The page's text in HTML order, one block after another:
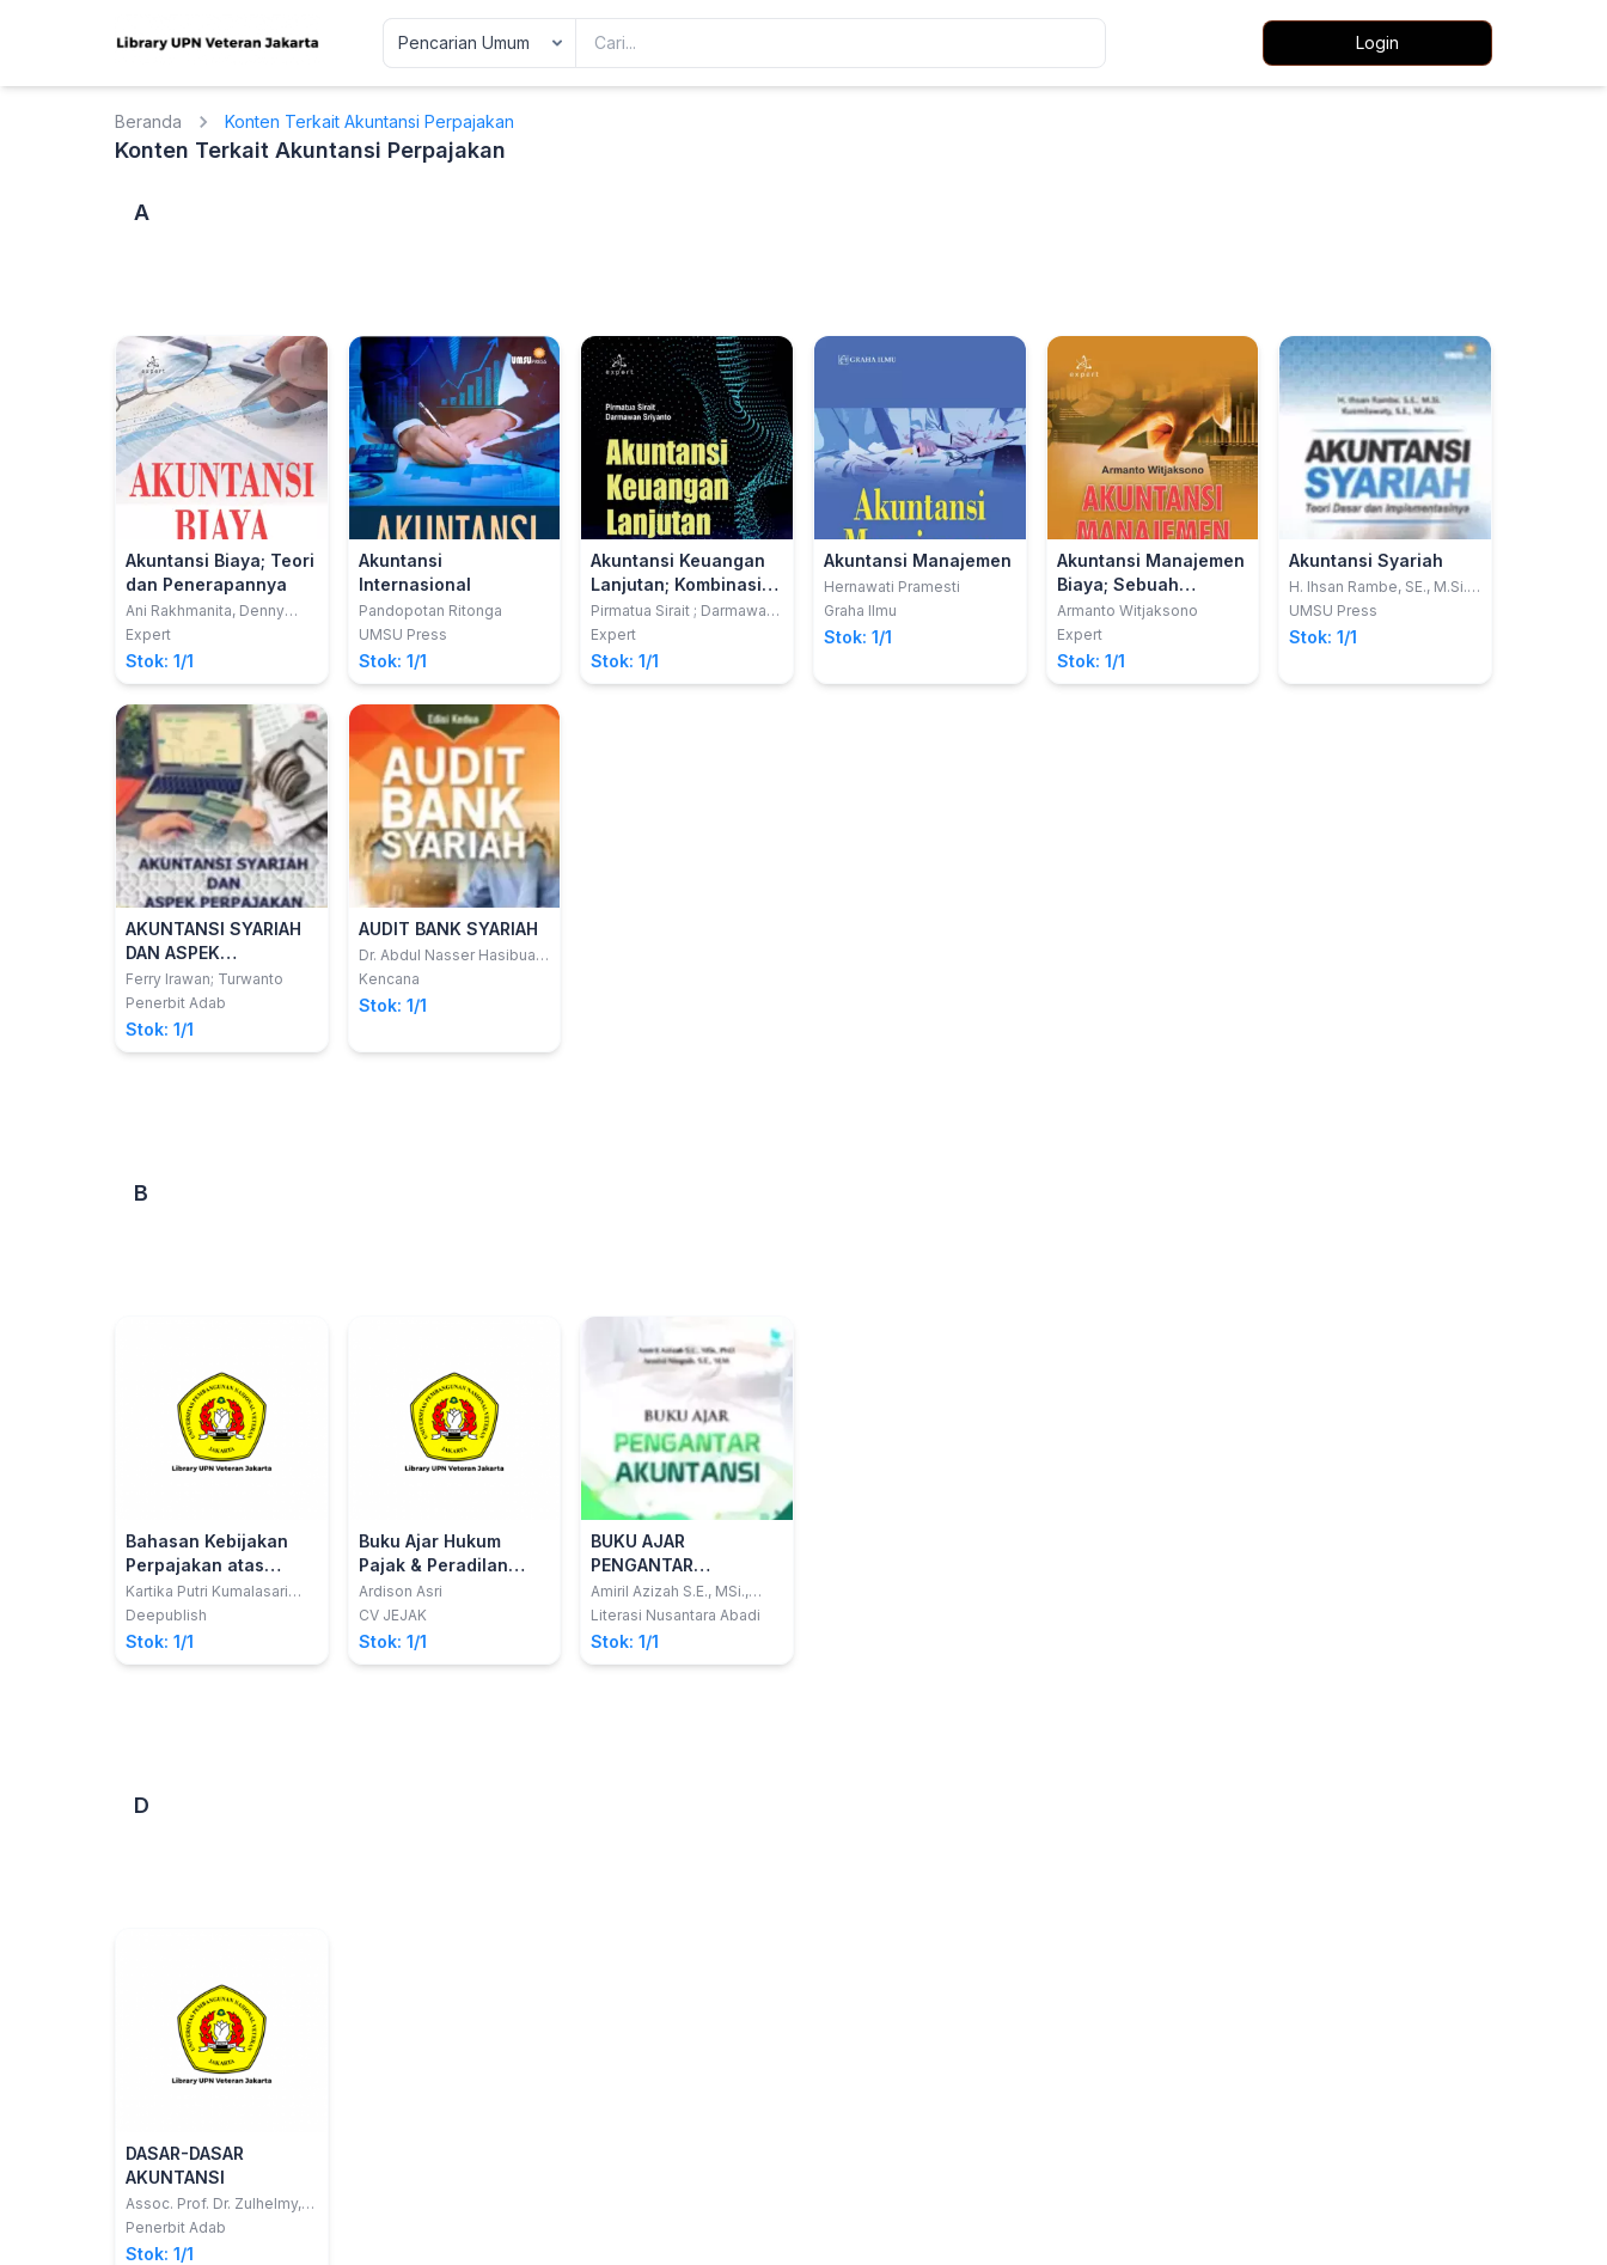
Login
Beranda Konten Terkait Akuntansi Perpajakan
Konten Terkait Akuntansi Perpajakan
A
Akuntansi Biaya; Teori
dan Penerapannya
Ani Rakhmanita, Denny
Erica
Expert
Stok: 1/1
Akuntansi
Internasional
Pandopotan Ritonga
UMSU Press
Stok: 1/1
Akuntansi Keuangan
Lanjutan; Kombinasi
Bisnis dan
Perusahaan Induk dan
Anak
Pirmatua Sirait ; Darmawan
Sriyanto
Expert
Stok: 1/1
Akuntansi Manajemen
Hernawati Pramesti
Graha Ilmu
Stok: 1/1
Akuntansi Manajemen
Biaya; Sebuah
Pengantar
Armanto Witjaksono
Expert
Stok: 1/1
Akuntansi Syariah
H. Ihsan Rambe, SE., M.Si.;
Kusmilawaty, SE., M.Ak.
UMSU Press
Stok: 1/1
AKUNTANSI SYARIAH
DAN ASPEK
PERPAJAKAN
Ferry Irawan; Turwanto
Penerbit Adab
Stok: 1/1
AUDIT BANK SYARIAH
Dr. Abdul Nasser Hasibuan,
S.E., M.Si.
Kencana
Stok: 1/1
B
Bahasan Kebijakan
Perpajakan atas
Deviden di Indonesia
Kartika Putri Kumalasari
dan Reza Muliasari
Deepublish
Stok: 1/1
Buku Ajar Hukum
Pajak & Peradilan
Pajak
Ardison Asri
CV JEJAK
Stok: 1/1
BUKU AJAR
PENGANTAR
AKUNTANSI
Amiril Azizah S.E., MSi.,
PhD.; Armini Ningsih, S.E.,
Literasi Nusantara Abadi
Stok: 1/1
D
DASAR-DASAR
AKUNTANSI
Assoc. Prof. Dr. Zulhelmy,
S.E., M.Si., Ak, CA.,ACPA Dr.
Penerbit Adab
Stok: 1/1